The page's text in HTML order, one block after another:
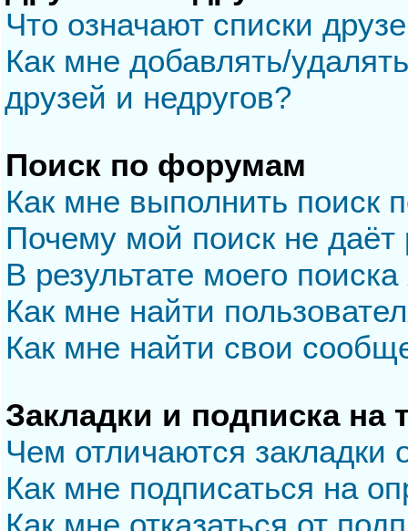
Что означают списки
Как мне добавлять/
друзей и недругов?
Поиск по форумам
Как мне выполнить
Почему мой поиск не даёт
В результате моего
Как мне найти
Как мне найти свои
Закладки и подписка на
Чем отличаются закладки
Как мне подписаться на